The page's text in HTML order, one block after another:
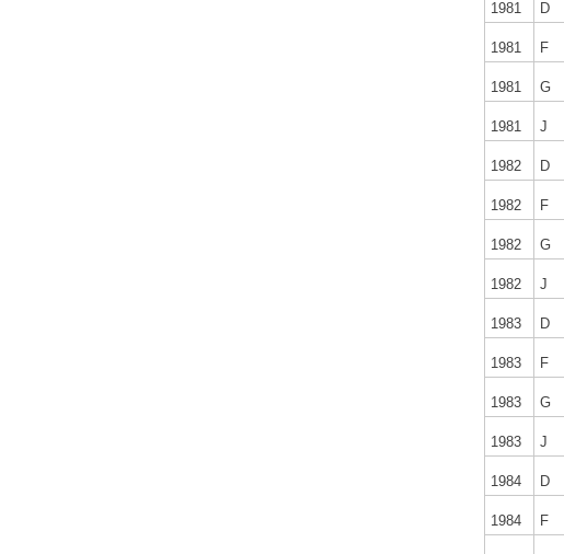
1981 D
1981 F
1981 G
1981 J
1982 D
1982 F
1982 G
1982 J
1983 D
1983 F
1983 G
1983 J
1984 D
1984 F